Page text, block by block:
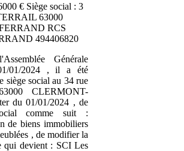
€ Siège social : 3
63000
RCS
494406820
Générale
01/2024 , il a été
siège social au 34 rue
CLERMONT-
du 01/01/2024 , de
comme suit :
de biens immobiliers
, de modifier la
qui devient : SCI Les